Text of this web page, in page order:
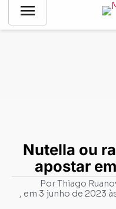
menu
Notícias
Nutella ou
apostar
PorThiago
, em 3 junho de 2023